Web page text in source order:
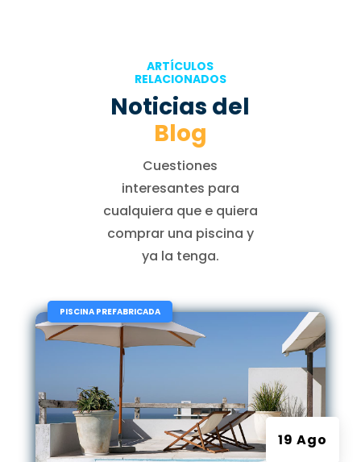
ARTÍCULOS
RELACIONADOS
Noticias del
Blog
Cuestiones
interesantes para
cualquiera que e quiera
comprar una piscina y
ya la tenga.
19 Ago
| PISCINA PREFABRICADA